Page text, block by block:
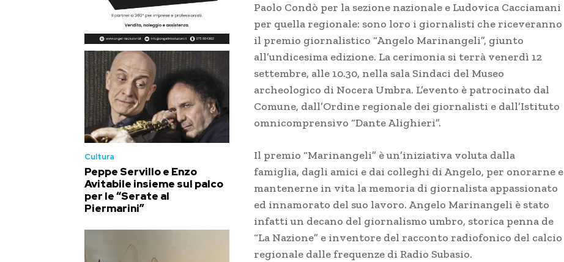
Cultura
Peppe Servillo e Enzo
Avitabile insieme sul palco
per le “Serate al
Piermarini”
Paolo Condò per la sezione nazionale e Ludovica Cacciamani
per quella regionale: sono loro i giornalisti che riceveranno
il premio giornalistico “Angelo Marinangeli”, giunto
all’undicesima edizione. La cerimonia si terrà venerdì 12
settembre, alle 10.30, nella sala Sindaci del Museo
archeologico di Nocera Umbra. L’evento è patrocinato dal
Comune, dall’Ordine regionale dei giornalisti e dall’Istituto
omnicomprensivo “Dante Alighieri”.
Il premio “Marinangeli” è un’iniziativa voluta dalla
famiglia, dagli amici e dai colleghi di Angelo, per onorarne e
mantenerne in vita la memoria di giornalista appassionato
ed innamorato del suo lavoro. Angelo Marinangeli è stato
infatti un decano del giornalismo umbro, storica penna de
“La Nazione” e inventore del racconto radiofonico del calcio
regionale dalle frequenze di Radio Subasio.